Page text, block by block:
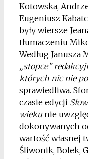
Kotowska,
Eugeniusz
były wiersze
tłumaczeniu
Według Janusza
„stopce”
których nic nie
sprawiedliwa.
czasie edycji
wiekunie
dokonywanych
wartość własnej
Śliwonik, Bolek,